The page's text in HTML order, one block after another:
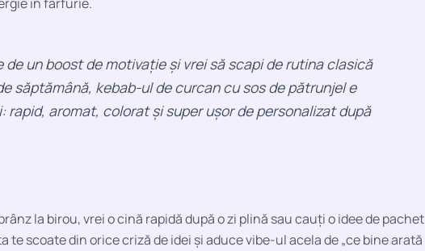
de un boost de motivație și vrei să scapi de rutina clasică
săptămână, kebab-ul de curcan cu sos de pătrunjel e
rapid, aromat, colorat și super ușor de personalizat după
la birou, vrei o cină rapidă după o zi plină sau cauți o idee de pachet
te scoate din orice criză de idei și aduce vibe-ul acela de „ce bine arată